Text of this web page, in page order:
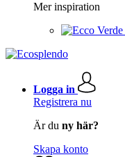
Mer inspiration
Logga in
Registrera nu
Är du ny här?
Skapa konto